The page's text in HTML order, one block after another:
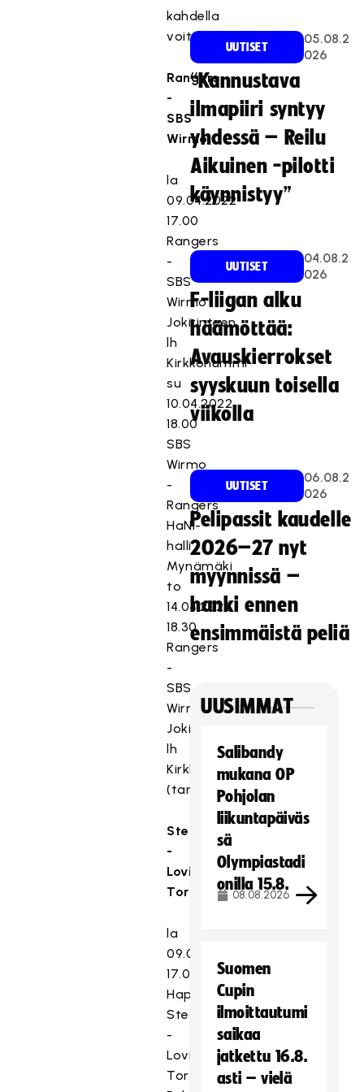
kahdella
voitolla.
Rangers
-
SBS
Wirmo
la
09.04.2022
17.00
Rangers
-
SBS
Wirmo
Jokirinteen
lh
Kirkkonummi
su
10.04.2022
18.00
SBS
Wirmo
-
Rangers
HaNi-
halli
Mynämäki
to
14.04.2022
18.30
Rangers
-
SBS
Wirmo
Jokirinteen
lh
Kirkkonummi
(tarvittaessa)
Steamers
-
Loviisan
Tor
la
09.04.2022
17.00
Happee
Steamers
-
Loviisan
Tor
UUTISET
05.08.2
026
“Kannustava
ilmapiiri syntyy
yhdessä – Reilu
Aikuinen -pilotti
käynnistyy”
UUTISET
04.08.2
026
F-liigan alku
häämöttää:
Avauskierrokset
syyskuun toisella
viikolla
UUTISET
06.08.2
026
Pelipassit kaudelle
2026–27 nyt
myynnissä –
hanki ennen
ensimmäistä peliä
UUSIMMAT
Salibandy
mukana OP
Pohjolan
liikuntapäiväs
sä
Olympiastadi
onilla 15.8.
08.08.2026
Suomen
Cupin
ilmoittautumi
saikaa
jatkettu 16.8.
asti – vielä